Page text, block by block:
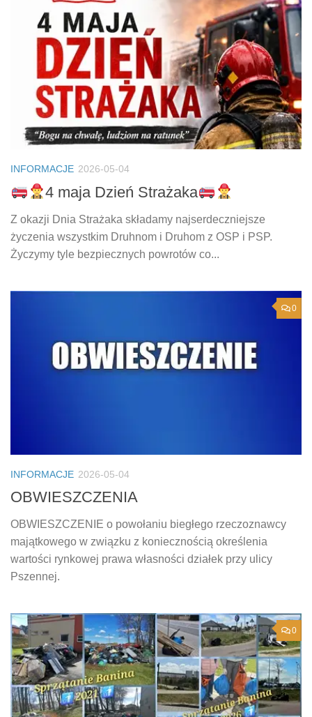
INFORMACJE 2026-05-04
4 maja Dzień Strażaka
Z okazji Dnia Strażaka składamy najserdeczniejsze
życzenia wszystkim Druhnom i Druhom z OSP i PSP.
Życzymy tyle bezpiecznych powrotów co...
0
INFORMACJE 2026-05-04
OBWIESZCZENIA
OBWIESZCZENIE o powołaniu biegłego rzeczoznawcy
majątkowego w związku z koniecznością określenia
wartości rynkowej prawa własności działek przy ulicy
Pszennej.
0